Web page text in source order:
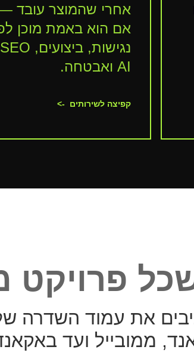
אחרי שהמוצר עובד —
אם הוא באמת מוכן
AI ואבטחה.
קפיצה לשירותים ->
פרויקט
את עמוד השדרה
ממובייל ועד